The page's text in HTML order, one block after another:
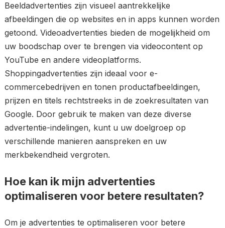
Beeldadvertenties zijn visueel aantrekkelijke
afbeeldingen die op websites en in apps kunnen worden
getoond. Videoadvertenties bieden de mogelijkheid om
uw boodschap over te brengen via videocontent op
YouTube en andere videoplatforms.
Shoppingadvertenties zijn ideaal voor e-
commercebedrijven en tonen productafbeeldingen,
prijzen en titels rechtstreeks in de zoekresultaten van
Google. Door gebruik te maken van deze diverse
advertentie-indelingen, kunt u uw doelgroep op
verschillende manieren aanspreken en uw
merkbekendheid vergroten.
Hoe kan ik mijn advertenties
optimaliseren voor betere resultaten?
Om je advertenties te optimaliseren voor betere